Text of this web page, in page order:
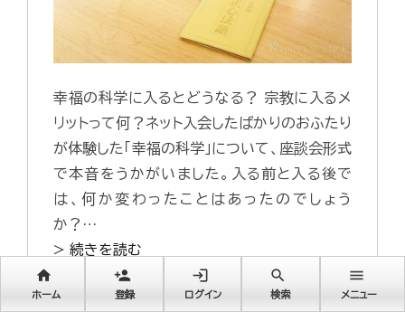
幸福の科学に入るとどうなる？ 宗教に入るメ
リットって何？ネット入会したばかりのおふたり
が体験した「幸福の科学」について、座談会形式
で本音をうかがいました。入る前と入る後で
は、何か変わったことはあったのでしょう
か？…
> 続きを読む
幸福の科学・二世会員の本音とは？【二世会
home
ホーム
person_add
登録
login
ログイン
search
検索
menu
メニュー